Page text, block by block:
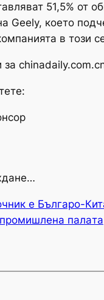
51,5% от
Geely, което
в този
за
е Българо-
палaта